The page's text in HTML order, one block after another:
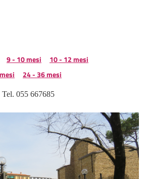
9 - 10 mesi
10 - 12 mesi
24 - 36 mesi
055 667685